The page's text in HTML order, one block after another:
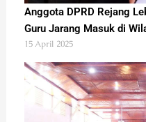
Anggota DPRD Rejang
Guru Jarang Masuk di
15 April 2025